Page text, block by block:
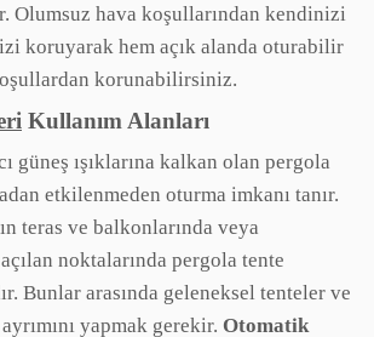
Olumsuz hava koşullarından kendinizi
koruyarak hem açık alanda oturabilir
korunabilirsiniz.
Kullanım Alanları
güneş ışıklarına kalkan olan pergola
etkilenmeden oturma imkanı tanır.
teras ve balkonlarında veya
noktalarında pergola tente
Bunlar arasında geleneksel tenteler ve
yapmak gerekir. Otomatik